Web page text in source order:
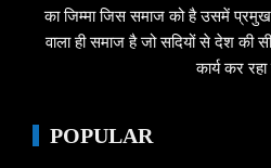
का जिम्मा जिस समाज को है उसमें
वाला ही समाज है जो सदियों से देश की
कार्य कर
POPULAR